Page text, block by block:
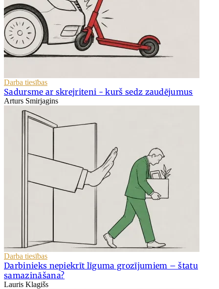
Darba tiesības
Sadursme ar skrejriteni - kurš sedz zaudējumus
Arturs Smirjagins
Darba tiesības
Darbinieks nepiekrīt līguma grozījumiem – štatu
samazināšana?
Lauris Klagišs